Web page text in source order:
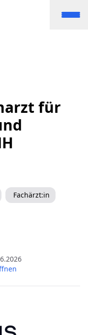
für
Fachärzt:in